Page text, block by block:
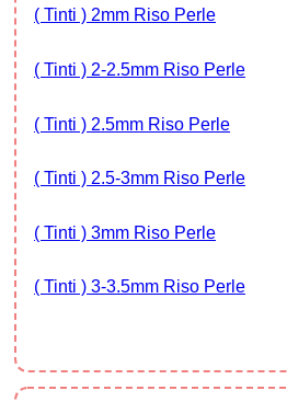
( Tinti ) 2mm Riso Perle
( Tinti ) 2-2.5mm Riso Perle
( Tinti ) 2.5mm Riso Perle
( Tinti ) 2.5-3mm Riso Perle
( Tinti ) 3mm Riso Perle
( Tinti ) 3-3.5mm Riso Perle